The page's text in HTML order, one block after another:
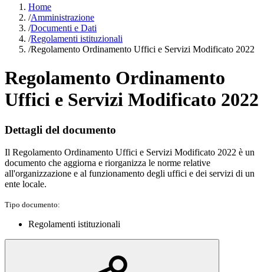
Home
/Amministrazione
/Documenti e Dati
/Regolamenti istituzionali
/Regolamento Ordinamento Uffici e Servizi Modificato 2022
Regolamento Ordinamento
Uffici e Servizi Modificato 2022
Dettagli del documento
Il Regolamento Ordinamento Uffici e Servizi Modificato 2022 è un
documento che aggiorna e riorganizza le norme relative
all'organizzazione e al funzionamento degli uffici e dei servizi di un
ente locale.
Tipo documento:
Regolamenti istituzionali